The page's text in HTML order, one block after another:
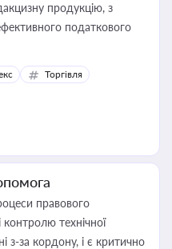
продукцію, з
податкового
Торгівля
правового
технічної
з-за кордону, і є критично